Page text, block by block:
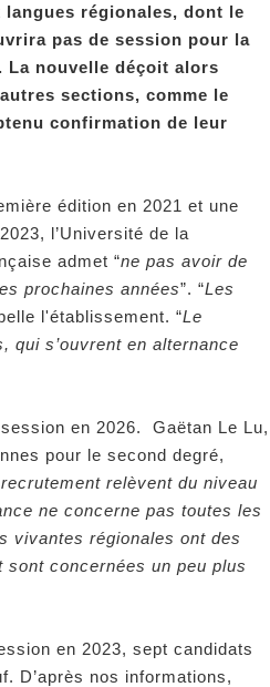
langues régionales, dont le
pas de session pour la
La nouvelle déçoit alors
sections, comme le
confirmation de leur
édition en 2021 et une
l’Université de la
admet “ne pas avoir de
prochaines années”. “Les
l'établissement. “Le
qui s’ouvrent en alternance
en 2026. Gaëtan Le Lu,
pour le second degré,
relèvent du niveau
ne concerne pas toutes les
vivantes régionales ont des
concernées un peu plus
en 2023, sept candidats
D’après nos informations,